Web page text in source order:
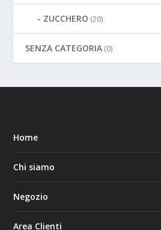
ZUCCHERO (20)
SENZA CATEGORIA (0)
Home
Chi siamo
Negozio
Area Clienti